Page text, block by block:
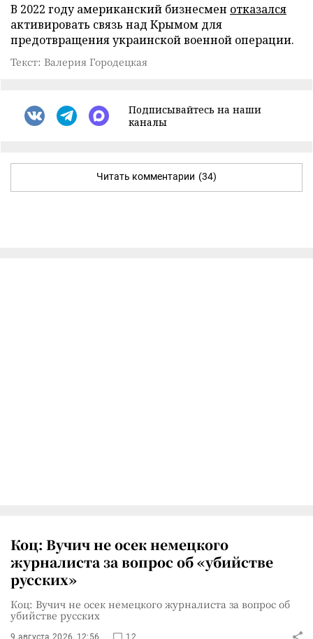
В 2022 году американский бизнесмен отказался
активировать связь над Крымом для
предотвращения украинской военной операции.
Текст: Валерия Городецкая
Подписывайтесь на наши
каналы
Читать комментарии (34)
Коц: Вучич не осек немецкого
журналиста за вопрос об «убийстве
русских»
Коц: Вучич не осек немецкого журналиста за вопрос об
убийстве русских
9 августа 2026, 12:56 12